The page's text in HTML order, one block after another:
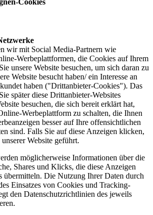
Cookies
wir mit Social Media-Partnern wie
Werbeplattformen, die Cookies auf Ihrem
unsere Website besuchen, um sich daran zu
Website besucht haben/ ein Interesse an
haben ("Drittanbieter-Cookies"). Das
später diese Drittanbieter-Websites
besuchen, die sich bereit erklärt hat,
Werbeplattform zu schalten, die Ihnen
besser auf Ihre offensichtlichen
sind. Falls Sie auf diese Anzeigen klicken,
Website geführt.
möglicherweise Informationen über die
Shares und Klicks, die diese Anzeigen
übermitteln. Die Nutzung Ihrer Daten durch
Einsatzes von Cookies und Tracking-
den Datenschutzrichtlinien des jeweils